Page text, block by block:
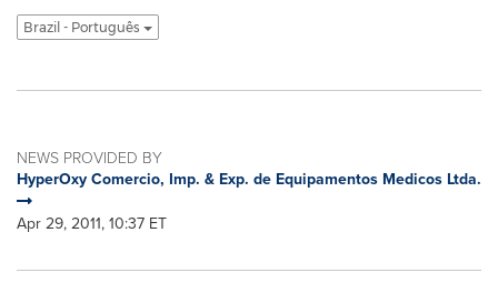
Brazil - Português
NEWS PROVIDED BY
HyperOxy Comercio, Imp. & Exp. de Equipamentos Medicos Ltda.
Apr 29, 2011, 10:37 ET